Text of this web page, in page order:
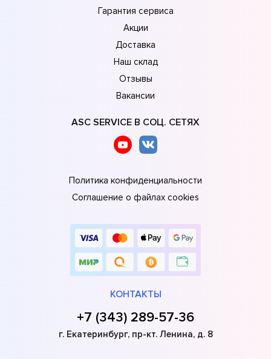
Гарантия сервиса
Акции
Доставка
Наш склад
Отзывы
Вакансии
ASC SERVICE В СОЦ. СЕТЯХ
Политика конфиденциальности
Соглашение о файлах cookies
КОНТАКТЫ
+7 (343) 289-57-36
г. Екатеринбург, пр-кт. Ленина, д. 8